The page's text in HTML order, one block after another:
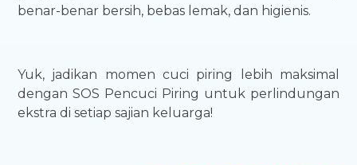
benar-benar bersih, bebas lemak, dan higienis.
Yuk, jadikan momen cuci piring lebih maksimal
dengan SOS Pencuci Piring untuk perlindungan
ekstra di setiap sajian keluarga!